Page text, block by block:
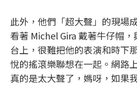
此外，他們「超大聲」的現場
看著 Michel Gira 戴著牛仔帽，
台上，很難把他的表演和時下
悅的搖滾樂聯想在一起。網路
真的是太大聲了，媽呀，如果